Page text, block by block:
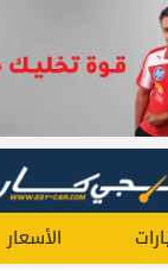
الأسعار